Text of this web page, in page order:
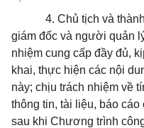
4. Chủ tịch và
giám đốc và người quản
nhiệm cung cấp đầy đủ,
khai, thực hiện các nội
này; chịu trách nhiệm về
thông tin, tài liệu, báo
sau khi Chương trình